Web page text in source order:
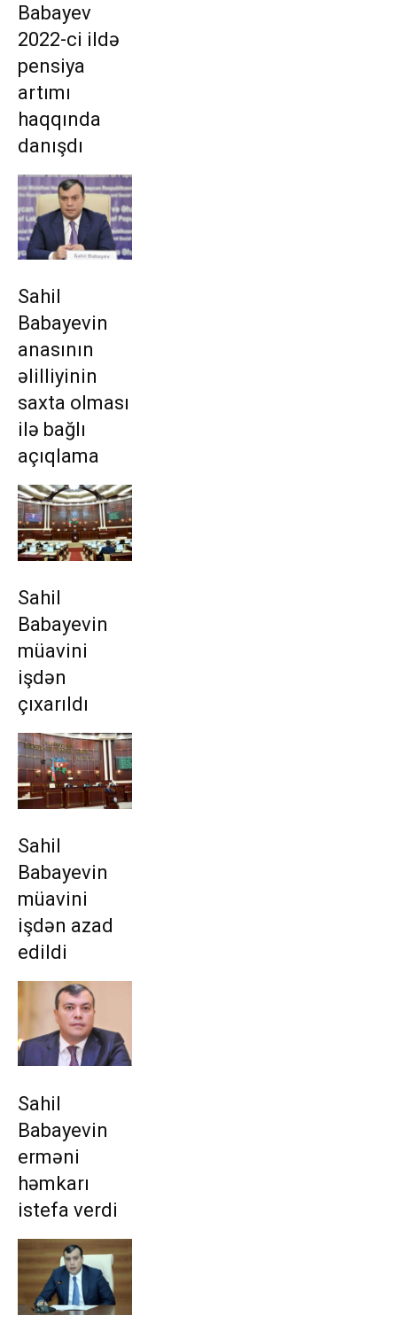
Babayev
2022-ci ildə
pensiya
artımı
haqqında
danışdı
Sahil
Babayevin
anasının
əlilliyinin
saxta olması
ilə bağlı
açıqlama
Sahil
Babayevin
müavini
işdən
çıxarıldı
Sahil
Babayevin
müavini
işdən azad
edildi
Sahil
Babayevin
erməni
həmkarı
istefa verdi